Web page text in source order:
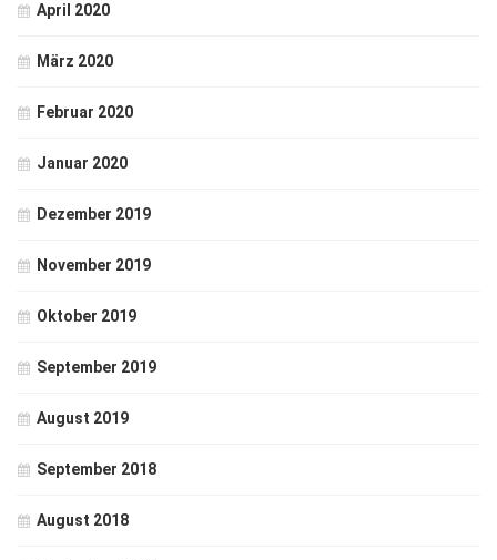
April 2020
März 2020
Februar 2020
Januar 2020
Dezember 2019
November 2019
Oktober 2019
September 2019
August 2019
September 2018
August 2018